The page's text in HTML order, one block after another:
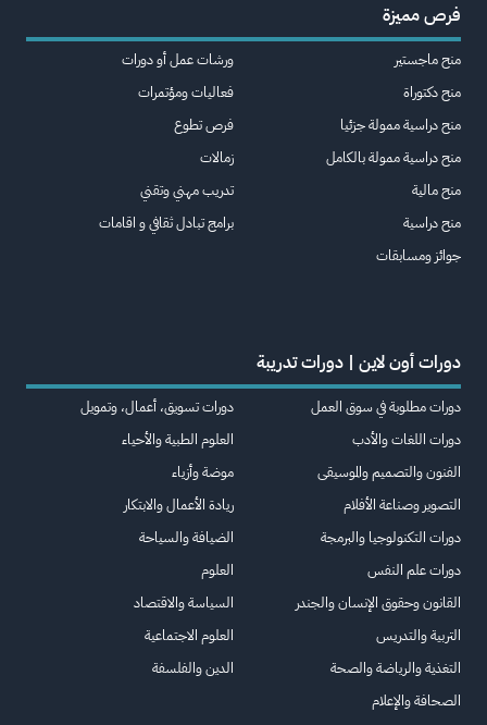
فرص مميزة
منح ماجستير
منح دكتوراة
منح دراسية ممولة جزئيا
منح دراسية ممولة بالكامل
منح مالية
منح دراسية
جوائز ومسابقات
ورشات عمل أو دورات
فعاليات ومؤتمرات
فرص تطوع
زمالات
تدريب مهني وتقني
برامج تبادل ثقافي و اقامات
دورات أون لاين | دورات تدريبة
دورات مطلوبة في سوق العمل
دورات اللغات والأدب
الفنون والتصميم والموسيقى
التصوير وصناعة الأفلام
دورات التكنولوجيا والبرمجة
دورات علم النفس
القانون وحقوق الإنسان والجندر
التربية والتدريس
التغذية والرياضة والصحة
الصحافة والإعلام
دورات تسويق، أعمال، وتمويل
العلوم الطبية والأحياء
موضة وأزياء
ريادة الأعمال والابتكار
الضيافة والسياحة
العلوم
السياسة والاقتصاد
العلوم الاجتماعية
الدين والفلسفة